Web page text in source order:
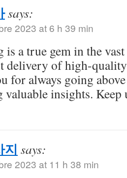
says:
2023 at 6 h 39 min
is a true gem in the
delivery of high-
for always going
insights.
지 says:
2023 at 11 h 38 min